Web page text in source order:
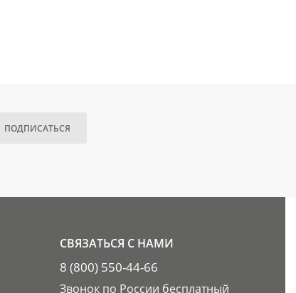
ПОДПИСАТЬСЯ
СВЯЗАТЬСЯ С НАМИ
8 (800) 550-44-66
Звонок по России бесплатный